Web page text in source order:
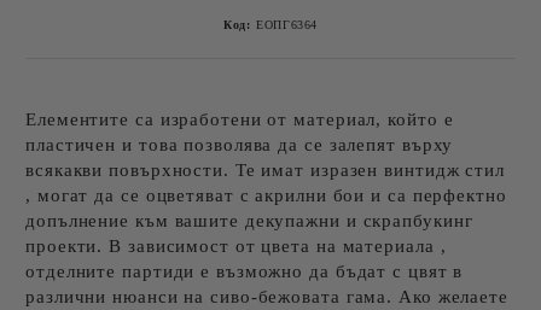
Код: ЕОПГ6364
Елементите са изработени от материал, който е
пластичен и това позволява да се залепят върху
всякакви повърхности. Те имат изразен винтидж стил
, могат да се оцветяват с акрилни бои и са перфектно
допълнение към вашите декупажни и скрапбукинг
проекти. В зависимост от цвета на материала ,
отделните партиди е възможно да бъдат с цвят в
различни нюанси на сиво-бежовата гама. Ако желаете